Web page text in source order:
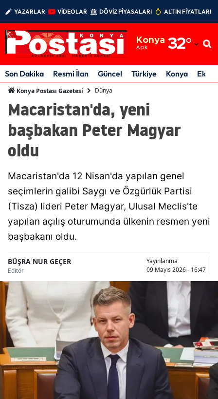
YAZARLAR VİDEOLAR DÖVİZ PİYASALARI ALTIN FİYATLARI
Konya
Açık 32°
Adıyaman
Afyonkarahisar
Amasya
Ankara
Aydın
Balıkesir
Bitlis
Burdur
Bursa
Çanakkale
Çankırı
Çorum
Son Dakika Resmi İlan Güncel Türkiye Konya
Konya Postası Gazetesi Dünya
Macaristan'da, yeni
başbakan Peter Magyar
oldu
Macaristan'da 12 Nisan'da yapılan genel
seçimlerin galibi Saygı ve Özgürlük Partisi
(Tisza) lideri Peter Magyar, Ulusal Meclis'te
yapılan açılış oturumunda ülkenin resmen yeni
başbakanı oldu.
BÜŞRA NUR GEÇER
Editör
Yayınlanma
09 Mayıs 2026 - 16:47